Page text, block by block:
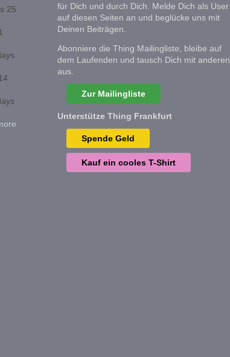
25
für Dich und durch Dich. Melde Dich als User
auf diesen Seiten an und beglücke uns mit
Deinen Beiträgen.
Abonniere die Thing Mailingliste, bleibe auf
dem Laufenden und tausch Dich mit anderen
aus.
Zur Mailingliste
Unterstütze Thing Frankfurt
Spende Geld
Kauf ein cooles T-Shirt